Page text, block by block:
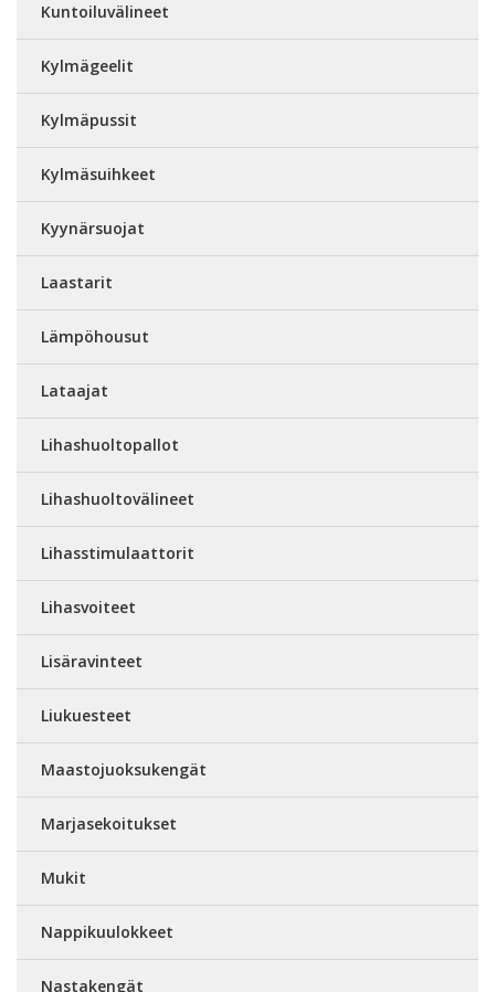
Kuntoiluvälineet
Kylmägeelit
Kylmäpussit
Kylmäsuihkeet
Kyynärsuojat
Laastarit
Lämpöhousut
Lataajat
Lihashuoltopallot
Lihashuoltovälineet
Lihasstimulaattorit
Lihasvoiteet
Lisäravinteet
Liukuesteet
Maastojuoksukengät
Marjasekoitukset
Mukit
Nappikuulokkeet
Nastakengät